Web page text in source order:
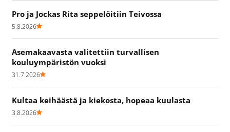
Pro ja Jockas Rita seppelöitiin Teivossa
5.8.2026
Asemakaavasta valitettiin turvallisen
kouluympäristön vuoksi
31.7.2026
Kultaa keihäästä ja kiekosta, hopeaa kuulasta
3.8.2026